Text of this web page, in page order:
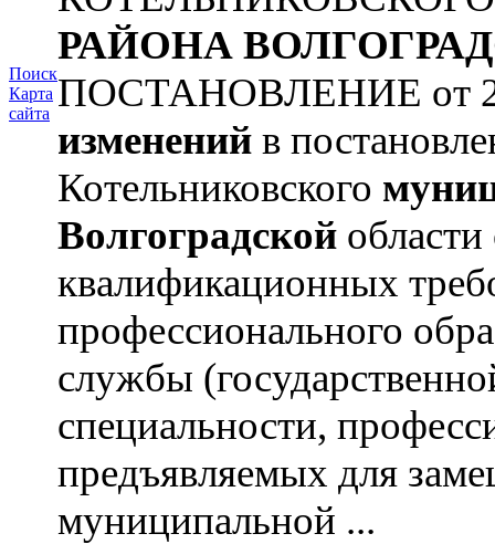
Поиск
Карта
сайта
РАЙОНА
ПОСТАНОВЛЕНИЕ от
изменений в
Котельниковского
Волгоградской
квалификационных
профессионального
службы
специальности,
предъявляемых для
муниципальной ...